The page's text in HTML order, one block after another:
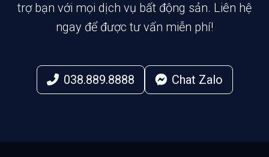
trợ bạn với mọi dịch vụ bất động sản. Liên hệ
ngay để được tư vấn miễn phí!
038.889.8888 Chat Zalo